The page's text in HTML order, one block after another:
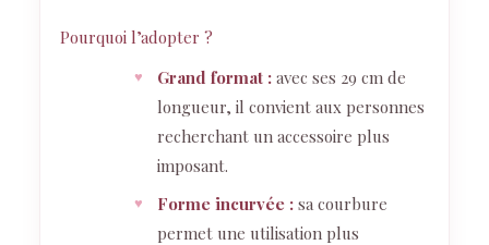
Pourquoi l’adopter ?
Grand format :avec ses 29 cm de
longueur, il convient aux personnes
recherchant un accessoire plus
imposant.
Forme incurvée :sa courbure
permet une utilisation plus